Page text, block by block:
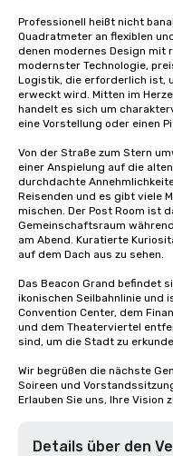
Professionell heißt nicht
Quadratmeter an flexiblen
denen modernes Design mit
modernster Technologie,
Logistik, die erforderlich ist,
erweckt wird. Mitten im
handelt es sich um
eine Vorstellung oder einen
Von der Straße zum Stern
einer Anspielung auf die
durchdachte
Reisenden und es gibt viele
mischen. Der Post Room ist
Gemeinschaftsraum
am Abend. Kuratierte
auf dem Dach aus zu sehen.
Das Beacon Grand befindet
ikonischen Seilbahnlinie und
Convention Center, dem
und dem Theaterviertel
sind, um die Stadt zu
Wir begrüßen die nächste
Soireen und
Erlauben Sie uns, Ihre Vision
Details über den